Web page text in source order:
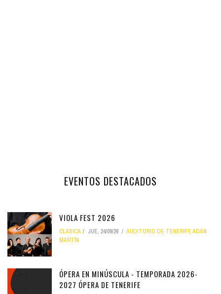
EVENTOS DESTACADOS
VIOLA FEST 2026
CLÁSICA JUE, 24/09/26
AUDITORIO DE TENERIFE ADÁN
MARTÍN
ÓPERA EN MINÚSCULA - TEMPORADA 2026-
2027 ÓPERA DE TENERIFE